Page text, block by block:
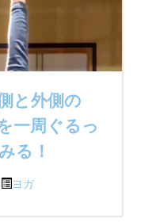
と外側の
一周ぐるっ
る！
ヨガ